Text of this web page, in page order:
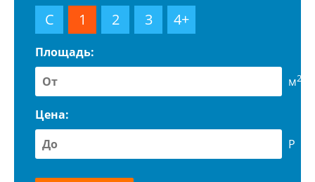
С 1 2 3 4+
Площадь:
м2
Цена:
Р